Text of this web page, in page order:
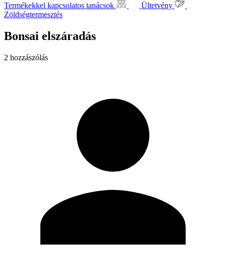
Termékekkel kapcsolatos tanácsok
Ültetvény
Zöldségtermesztés
Bonsai elszáradás
2 hozzászólás